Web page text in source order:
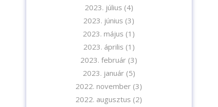
2023. július (4)
2023. június (3)
2023. május (1)
2023. április (1)
2023. február (3)
2023. január(5)
2022. november (3)
2022. augusztus (2)